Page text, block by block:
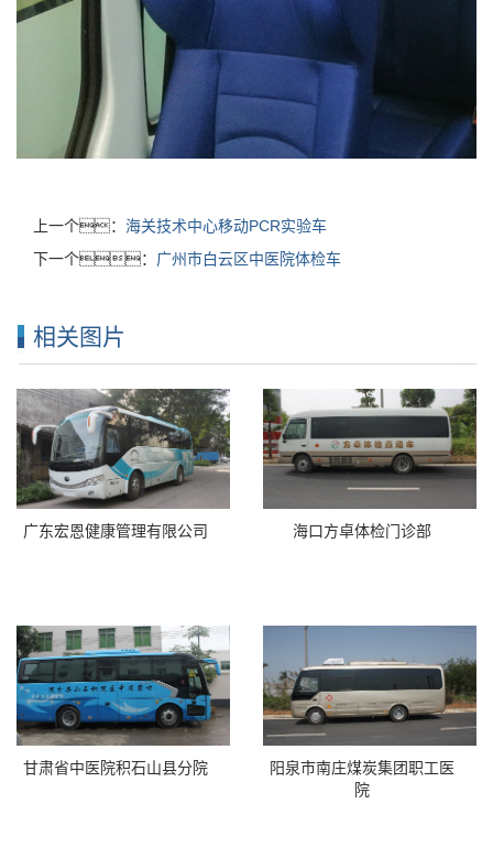
上一个：
下一个：广州市白云区中医院体检车
相关图片
广东宏恩健康管理有限公司 海口方卓体检门诊部